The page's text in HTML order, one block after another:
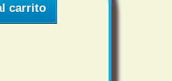
carrito